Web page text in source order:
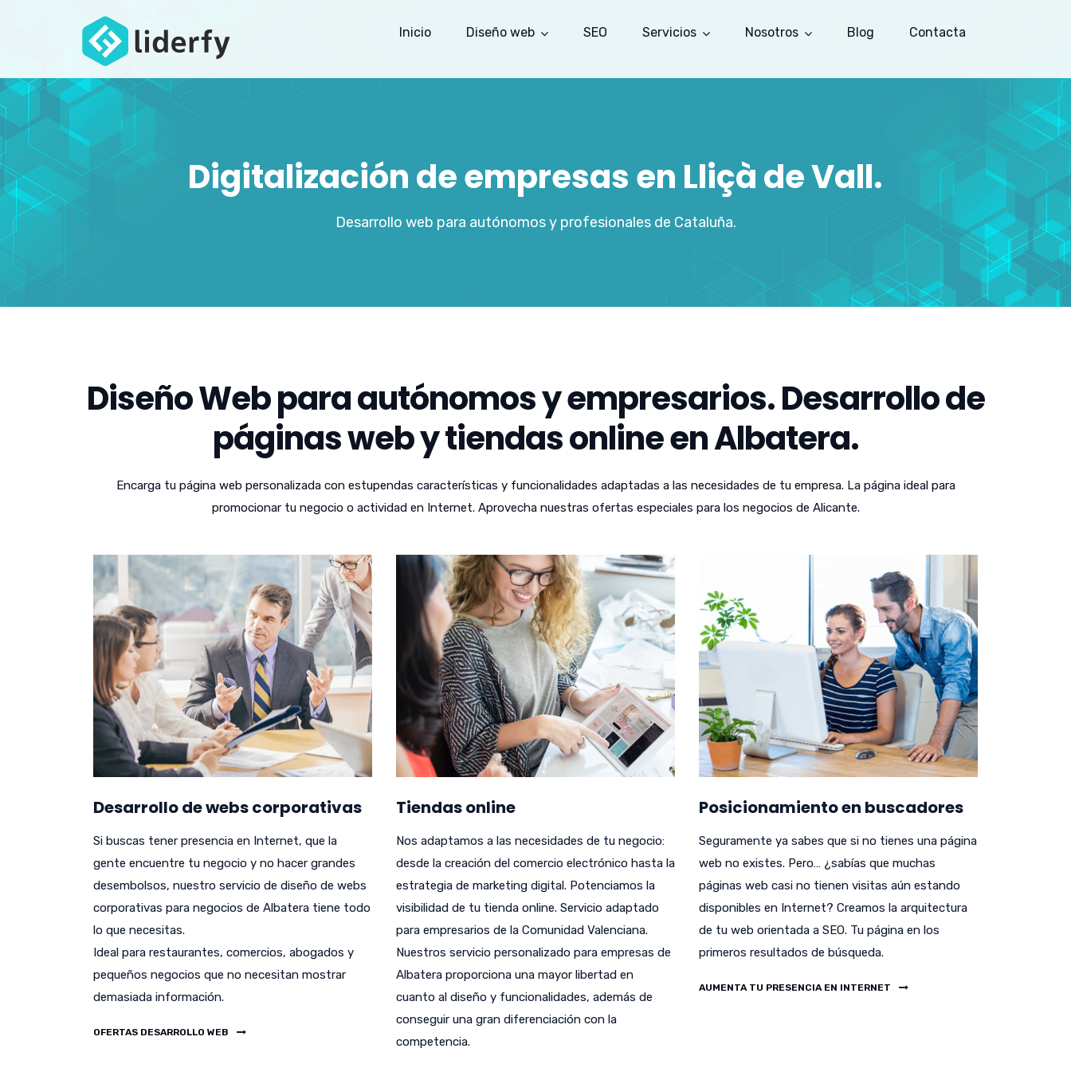
Inicio Diseño web SEO Servicios Nosotros Blog Contacta
Digitalización de empresas en Lliçà de Vall.
Desarrollo web para autónomos y profesionales de Cataluña.
Diseño Web para autónomos y empresarios. Desarrollo de
páginas web y tiendas online en Albatera.
Encarga tu página web personalizada con estupendas características y funcionalidades adaptadas a las necesidades de tu empresa. La página ideal para
promocionar tu negocio o actividad en Internet. Aprovecha nuestras ofertas especiales para los negocios de Alicante.
Desarrollo de webs corporativas
Si buscas tener presencia en Internet, que la
gente encuentre tu negocio y no hacer grandes
desembolsos, nuestro servicio de diseño de webs
corporativas para negocios de Albatera tiene todo
lo que necesitas.
Ideal para restaurantes, comercios, abogados y
pequeños negocios que no necesitan mostrar
demasiada información.
OFERTAS DESARROLLO WEB
Tiendas online
Nos adaptamos a las necesidades de tu negocio:
desde la creación del comercio electrónico hasta la
estrategia de marketing digital. Potenciamos la
visibilidad de tu tienda online. Servicio adaptado
para empresarios de la Comunidad Valenciana.
Nuestros servicio personalizado para empresas de
Albatera proporciona una mayor libertad en
cuanto al diseño y funcionalidades, además de
conseguir una gran diferenciación con la
competencia.
Posicionamiento en buscadores
Seguramente ya sabes que si no tienes una página
web no existes. Pero… ¿sabías que muchas
páginas web casi no tienen visitas aún estando
disponibles en Internet? Creamos la arquitectura
de tu web orientada a SEO. Tu página en los
primeros resultados de búsqueda.
AUMENTA TU PRESENCIA EN INTERNET